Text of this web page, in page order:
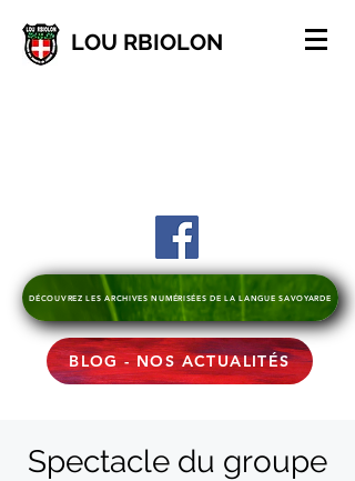
LOU RBIOLON
DÉCOUVREZ LES ARCHIVES NUMÉRISÉES DE LA LANGUE SAVOYARDE
BLOG - NOS ACTUALITÉS
Spectacle du groupe